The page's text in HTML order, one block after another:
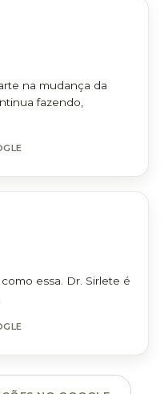
na mudança da
fazendo,
essa. Dr. Sirlete é